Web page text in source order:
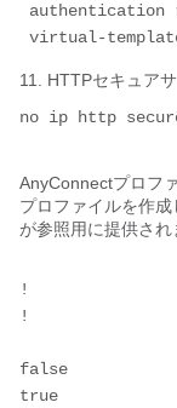
authentication
virtual-
11. HTTPセキュア
no ip http
AnyConnectプロフ
プロファイルを作
が参照用に提供され
!
!
false
true